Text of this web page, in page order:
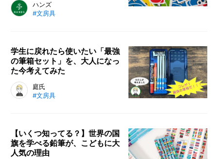
意外と知られていないUNOの公式
ルールや、間違いやすいローカルル
UNO（ウノ）。やったことがある
方は多いかと思いますが、公式ルー
ルを知っている方は案外少ないので
はないでしょうか。
ハンズ
#文房具
学生に戻れたら使いたい「最強
の筆箱セット」を、大人になっ
た今考えてみた
小学生のころ、個性が発揮できる数
少ないアイテムのひとつであった
は「“硬派”こそ至高である」、と感
じている。そこで自身の尊厳と威厳
をアピールするため、圧倒的な「タ
庭氏
#文房具
【いくつ知ってる？】世界の国
旗を学べる鉛筆が、こどもに大
人気の理由